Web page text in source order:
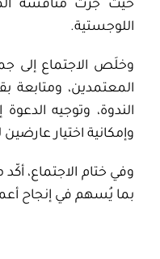
حيث جرتْ مناقشة
اللوجستية.
وخلَص الاجتماع إلى
المعتمدين، ومتابعة
الندوة، وتوجيه
وإمكانية اختيار
وفي ختام الاجتماع، أكّد
بما يُسهم في إنجاح